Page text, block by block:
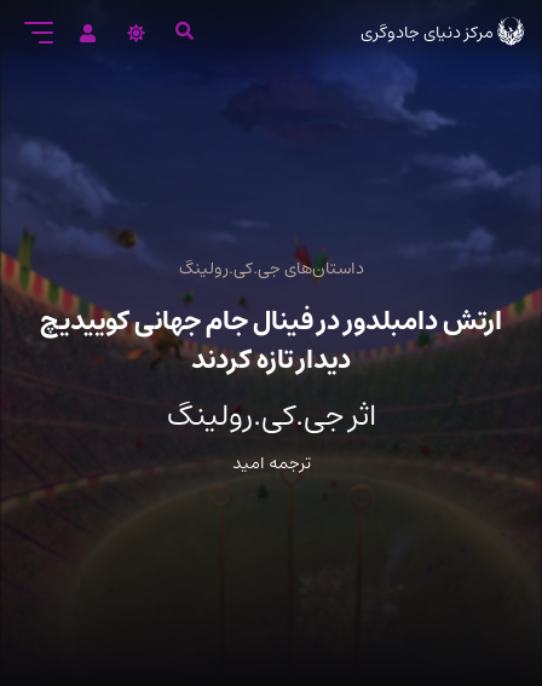
ورود
مرکز دنیای جادوگری
داستان‌های جی.کی.رولینگ
ارتش دامبلدور در فینال جام جهانی کوییدیچ
دیدار تازه کردند
اثر جی.کی.رولینگ
ترجمه امید